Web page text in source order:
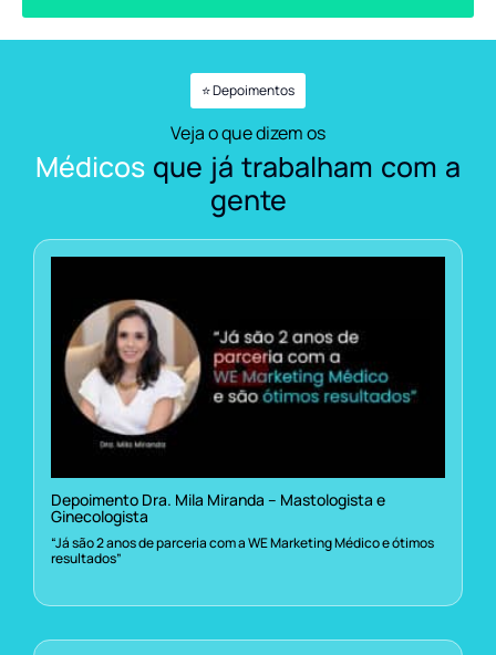
⭐ Depoimentos
Veja o que dizem os
Médicos que já trabalham com a
gente
Depoimento Dra. Mila Miranda – Mastologista e
Ginecologista
“Já são 2 anos de parceria com a WE Marketing Médico e ótimos
resultados”